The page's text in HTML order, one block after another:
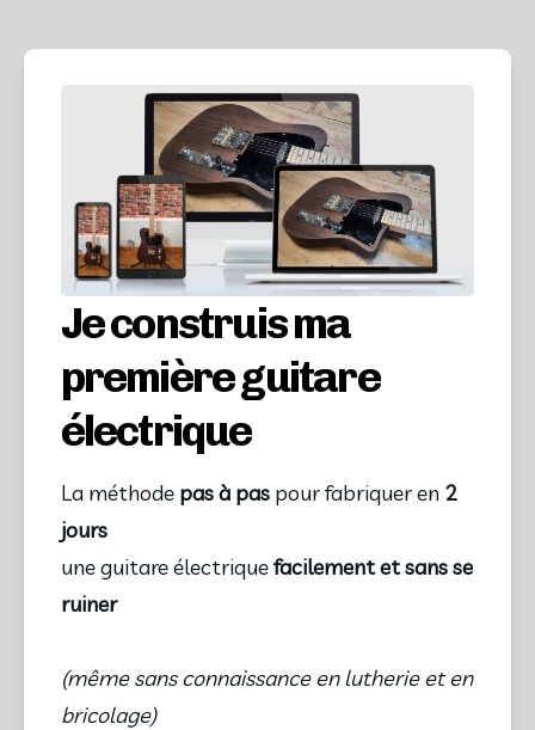
Je construis ma
première guitare
électrique
La méthode pas à paspour fabriquer en 2
jours
une guitare électriquefacilement et sans se
ruiner
(même sans connaissance en lutherie et en
bricolage)